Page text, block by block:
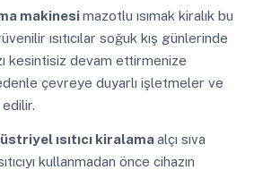
makinesimazotlu ısımak kiralık bu
ısıtıcılar soğuk kış günlerinde
kesintisiz devam ettirmenize
çevreye duyarlı işletmeler ve
ısıtıcı kiralamaalçı sıva
kullanmadan önce cihazın